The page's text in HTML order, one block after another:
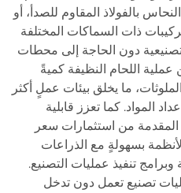
بالفولاذ المقاوم للصدأ، أو
ذات السماكات المختلفة
دون الحاجة إلى محطات
اللحام النظيفة كميةً
ما يخلق بيئات عملٍ أكثر
المواد. كما تعزز قابلية
المقدمة من استثمارات سعر
بسهولةٍ مع الذراعات
وبرامج تنفيذ عمليات التصنيع.
تصنيع تعمل دون تدخل